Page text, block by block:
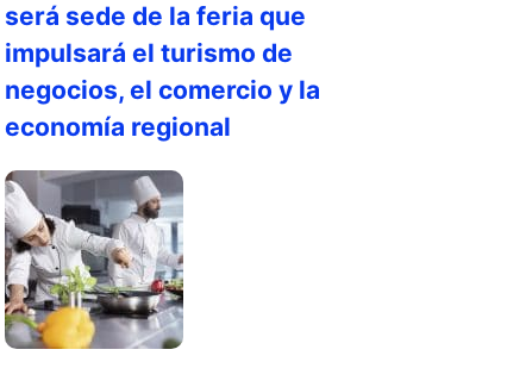
será sede de la feria que
impulsará el turismo de
negocios, el comercio y la
economía regional